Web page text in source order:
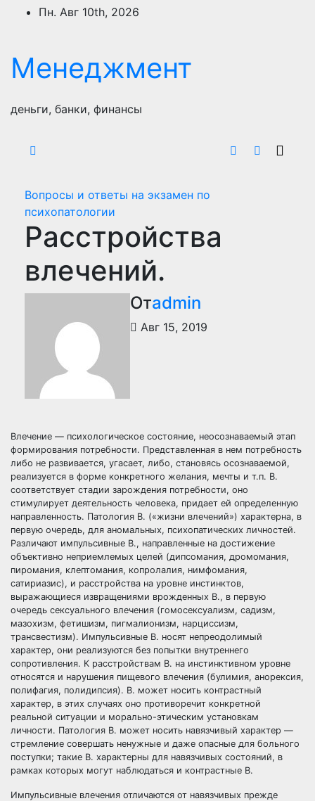
ПерейтиПн. Авг 10th, 2026
Менеджмент
деньги, банки, финансы
Вопросы и ответы на экзамен по
психопатологии
Расстройства
влечений.
Отadmin
Авг 15, 2019
Влечение — психологическое состояние, неосознаваемый этап
формирования потребности. Представленная в нем потребность
либо не развивается, угасает, либо, становясь осознаваемой,
реализуется в форме конкретного желания, мечты и т.п. В.
соответствует стадии зарождения потребности, оно
стимулирует деятельность человека, придает ей определенную
направленность. Патология В. («жизни влечений») характерна, в
первую очередь, для аномальных, психопатических личностей.
Различают импульсивные В., направленные на достижение
объективно неприемлемых целей (дипсомания, дромомания,
пиромания, клептомания, копролалия, нимфомания,
сатириазис), и расстройства на уровне инстинктов,
выражающиеся извращениями врожденных В., в первую
очередь сексуального влечения (гомосексуализм, садизм,
мазохизм, фетишизм, пигмалионизм, нарциссизм,
трансвестизм). Импульсивные В. носят непреодолимый
характер, они реализуются без попытки внутреннего
сопротивления. К расстройствам В. на инстинктивном уровне
относятся и нарушения пищевого влечения (булимия, анорексия,
полифагия, полидипсия). В. может носить контрастный
характер, в этих случаях оно противоречит конкретной
реальной ситуации и морально-этическим установкам
личности. Патология В. может носить навязчивый характер —
стремление совершать ненужные и даже опасные для больного
поступки; такие В. характерны для навязчивых состояний, в
рамках которых могут наблюдаться и контрастные В.
Импульсивные влечения отличаются от навязчивых прежде